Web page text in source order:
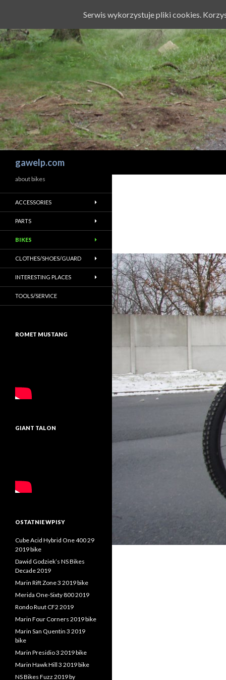
gawelp.com
about bikes
ACCESSORIES
PARTS
BIKES
CLOTHES/SHOES/GUARD
INTERESTING PLACES
TOOLS/SERVICE
ROMET MUSTANG
GIANT TALON
OSTATNIE WPISY
Cube Acid Hybrid One 400 29
2019 bike
Dawid Godziek’s NS Bikes
Decade 2019
Marin Rift Zone 3 2019 bike
Merida One-Sixty 800 2019
Rondo Ruut CF2 2019
Marin Four Corners 2019 bike
Marin San Quentin 3 2019
bike
Marin Presidio 3 2019 bike
Marin Hawk Hill 3 2019 bike
NS Bikes Fuzz 2019 by
Serwis wykorzystuje pliki cookies.